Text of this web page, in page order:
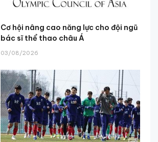
Cơ hội nâng cao năng lực cho đội ngũ
bác sĩ thể thao châu Á
03/08/2026